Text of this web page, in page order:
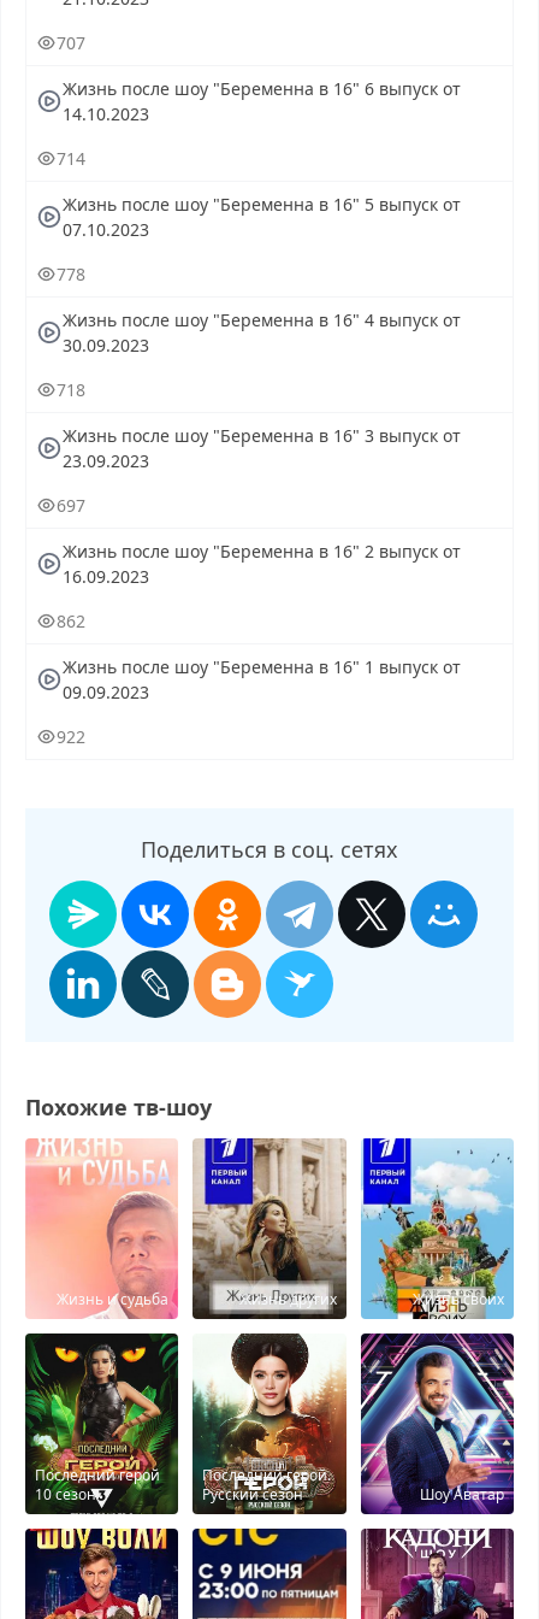
707
Жизнь после шоу "Беременна в 16" 6 выпуск от
14.10.2023
714
Жизнь после шоу "Беременна в 16" 5 выпуск от
07.10.2023
778
Жизнь после шоу "Беременна в 16" 4 выпуск от
30.09.2023
718
Жизнь после шоу "Беременна в 16" 3 выпуск от
23.09.2023
697
Жизнь после шоу "Беременна в 16" 2 выпуск от
16.09.2023
862
Жизнь после шоу "Беременна в 16" 1 выпуск от
09.09.2023
922
Поделиться в соц. сетях
Похожие тв-шоу
Жизнь и судьба Жизнь других Жизнь своих
Последний герой
10 сезон
Последний герой.
Русский сезон
Шоу Аватар